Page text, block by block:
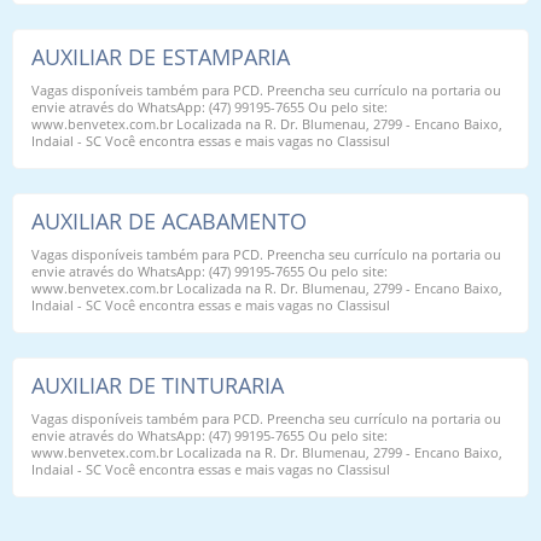
AUXILIAR DE ESTAMPARIA
Vagas disponíveis também para PCD. Preencha seu currículo na portaria ou
envie através do WhatsApp: (47) 99195-7655 Ou pelo site:
www.benvetex.com.br Localizada na R. Dr. Blumenau, 2799 - Encano Baixo,
Indaial - SC Você encontra essas e mais vagas no Classisul
AUXILIAR DE ACABAMENTO
Vagas disponíveis também para PCD. Preencha seu currículo na portaria ou
envie através do WhatsApp: (47) 99195-7655 Ou pelo site:
www.benvetex.com.br Localizada na R. Dr. Blumenau, 2799 - Encano Baixo,
Indaial - SC Você encontra essas e mais vagas no Classisul
AUXILIAR DE TINTURARIA
Vagas disponíveis também para PCD. Preencha seu currículo na portaria ou
envie através do WhatsApp: (47) 99195-7655 Ou pelo site:
www.benvetex.com.br Localizada na R. Dr. Blumenau, 2799 - Encano Baixo,
Indaial - SC Você encontra essas e mais vagas no Classisul